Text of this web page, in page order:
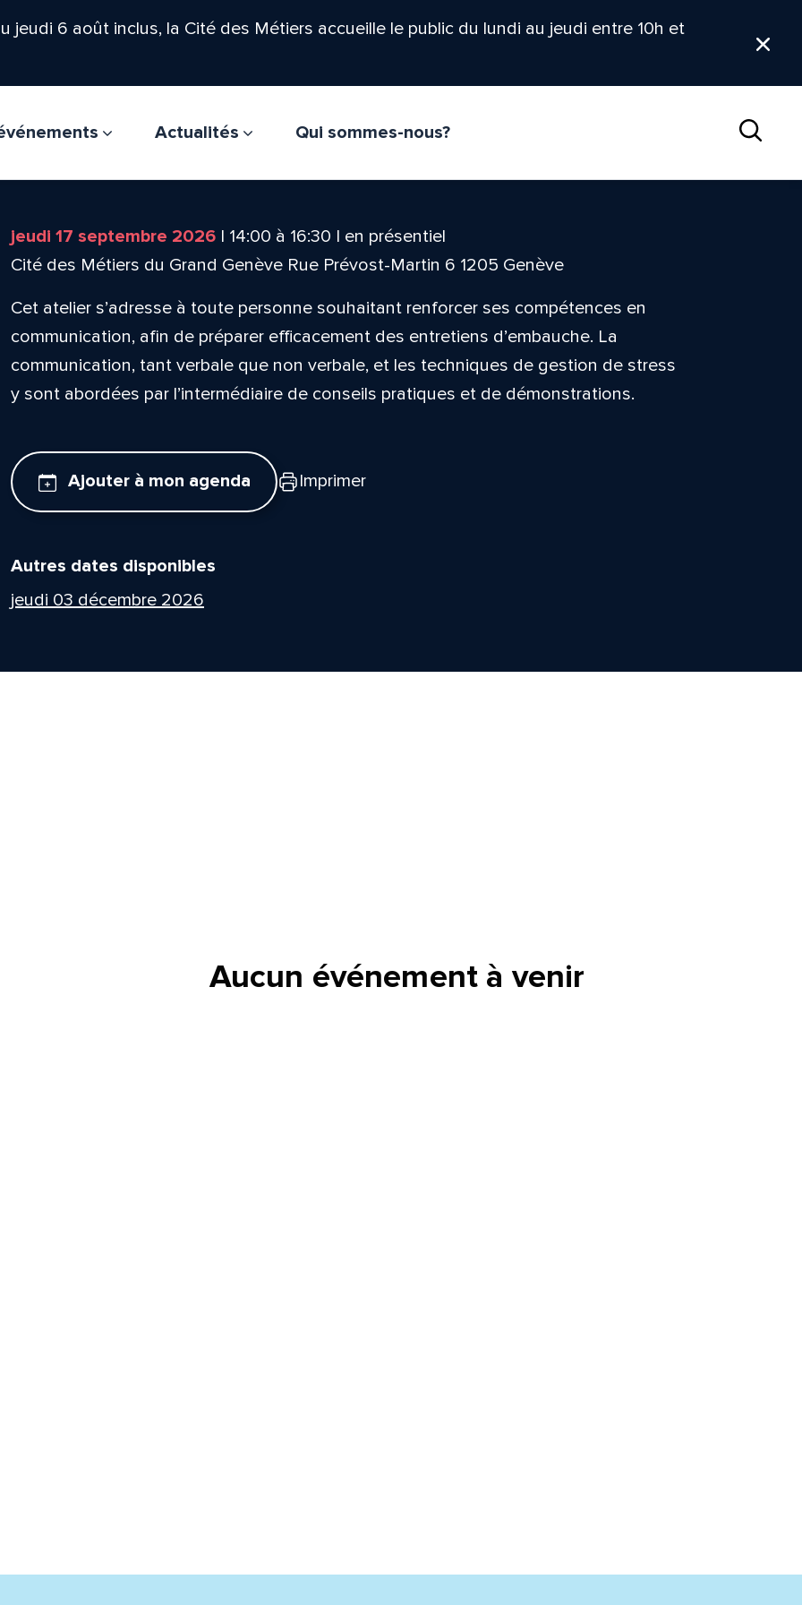
6 août inclus, la Cité des Métiers accueille le public du lundi au jeudi entre 10h et
Actualités
Qui sommes-nous?
jeudi 17 septembre 2026| 14:00 à 16:30 | en présentiel
Cité des Métiers du Grand Genève Rue Prévost-Martin 6 1205 Genève
Cet atelier s’adresse à toute personne souhaitant renforcer ses compétences en
communication, afin de préparer efficacement des entretiens d’embauche. La
communication, tant verbale que non verbale, et les techniques de gestion de stress
y sont abordées par l’intermédiaire de conseils pratiques et de démonstrations.
Ajouter à mon agenda Imprimer
Autres dates disponibles
jeudi 03 décembre 2026
Aucun événement à venir